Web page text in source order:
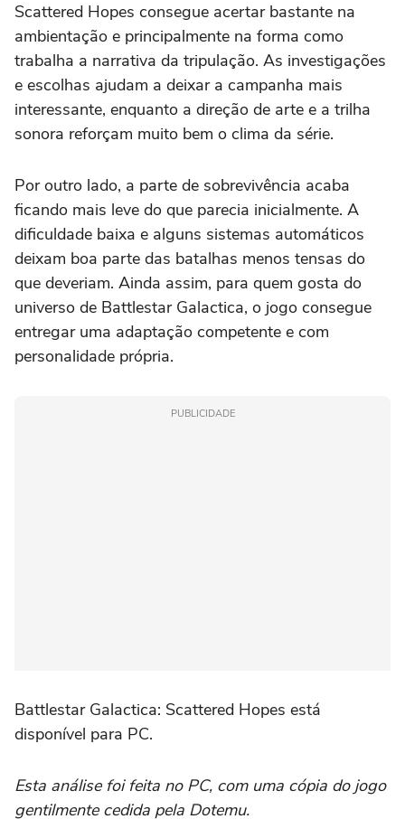
Scattered Hopes consegue acertar bastante na
ambientação e principalmente na forma como
trabalha a narrativa da tripulação. As investigações
e escolhas ajudam a deixar a campanha mais
interessante, enquanto a direção de arte e a trilha
sonora reforçam muito bem o clima da série.
Por outro lado, a parte de sobrevivência acaba
ficando mais leve do que parecia inicialmente. A
dificuldade baixa e alguns sistemas automáticos
deixam boa parte das batalhas menos tensas do
que deveriam. Ainda assim, para quem gosta do
universo de Battlestar Galactica, o jogo consegue
entregar uma adaptação competente e com
personalidade própria.
PUBLICIDADE
Battlestar Galactica: Scattered Hopes está
disponível para PC.
Esta análise foi feita no PC, com uma cópia do jogo
gentilmente cedida pela Dotemu.